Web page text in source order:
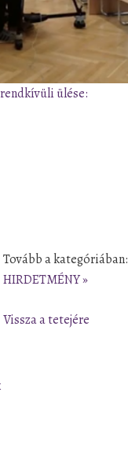
ülése:
Tovább a kategóriában:
HIRDETMÉNY »
Vissza a tetejére